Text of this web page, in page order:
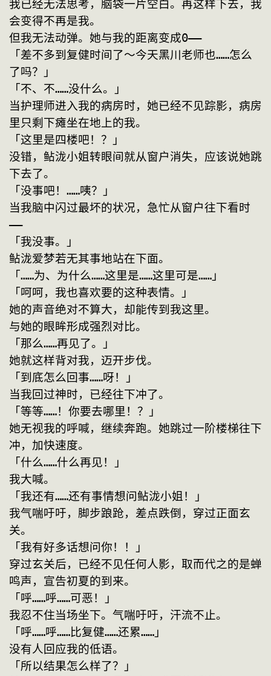
我已经无法思考，脑袋一片空白。再这样下去，我
会变得不再是我。
但我无法动弹。她与我的距离变成0——
「差不多到复健时间了～今天黑川老师也……怎么
了吗？」
「不、不……没什么。」
当护理师进入我的病房时，她已经不见踪影，病房
里只剩下瘫坐在地上的我。
「这里是四楼吧！？」
没错，鲇泷小姐转眼间就从窗户消失，应该说她跳
下去了。
「没事吧！……咦？」
当我脑中闪过最坏的状况，急忙从窗户往下看时
——
「我没事。」
鲇泷爱梦若无其事地站在下面。
「……为、为什么……这里是……这里可是……」
「呵呵，我也喜欢要的这种表情。」
她的声音绝对不算大，却能传到我这里。
与她的眼眸形成强烈对比。
「那么……再见了。」
她就这样背对我，迈开步伐。
「到底怎么回事……呀！」
当我回过神时，已经往下冲了。
「等等……！你要去哪里！？」
她无视我的呼喊，继续奔跑。她跳过一阶楼梯往下
冲，加快速度。
「什么……什么再见！」
我大喊。
「我还有……还有事情想问鲇泷小姐！」
我气喘吁吁，脚步踉跄，差点跌倒，穿过正面玄
关。
「我有好多话想问你！！」
穿过玄关后，已经不见任何人影，取而代之的是蝉
鸣声，宣告初夏的到来。
「呼……呼……可恶！」
我忍不住当场坐下。气喘吁吁，汗流不止。
「呼……呼……比复健……还累……」
没有人回应我的低语。
「所以结果怎么样了？」